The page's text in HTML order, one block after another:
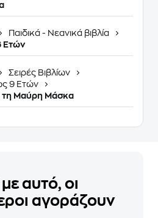
Παιδικά - Νεανικά βιβλία
Ετών
Σειρές Βιβλίων
9 Ετών
τη Μαύρη Μάσκα
αυτό, οι
αγοράζουν